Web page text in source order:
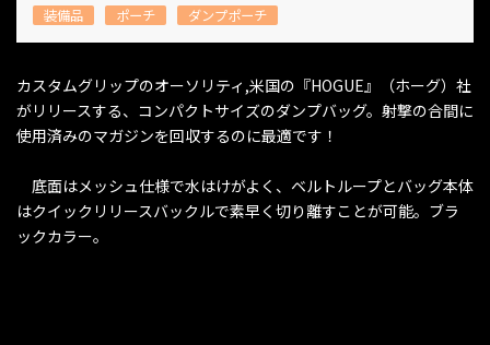
装備品 ポーチ ダンプポーチ
カスタムグリップのオーソリティ,米国の『HOGUE』（ホーグ）社
がリリースする、コンパクトサイズのダンプバッグ。射撃の合間に
使用済みのマガジンを回収するのに最適です！
底面はメッシュ仕様で水はけがよく、ベルトループとバッグ本体
はクイックリリースバックルで素早く切り離すことが可能。ブラ
ックカラー。